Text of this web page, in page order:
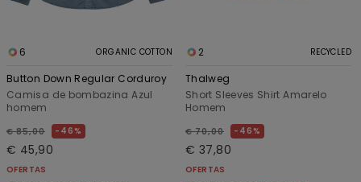
6 ORGANIC COTTON
Button Down Regular Corduroy
Camisa de bombazina Azul
homem
€ 85,00 46%
€ 45,90
OFERTAS
2 RECYCLED
Thalweg
Short Sleeves Shirt Amarelo
Homem
€ 70,00 46%
€ 37,80
OFERTAS